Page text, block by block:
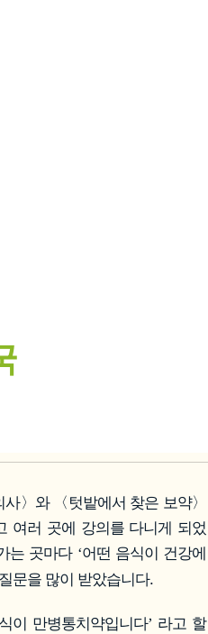
사〉와 〈텃밭에서 찾은 보약〉
여러 곳에 강의를 다니게 되었
는 곳마다 ‘어떤 음식이 건강에
문을 많이 받았습니다.
이 만병통치약입니다’ 라고 할